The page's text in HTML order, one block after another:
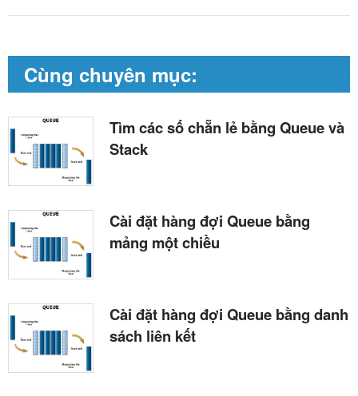
Cùng chuyên mục:
Tìm các số chẵn lẻ bằng Queue và
Stack
Cài đặt hàng đợi Queue bằng
mảng một chiều
Cài đặt hàng đợi Queue bằng danh
sách liên kết